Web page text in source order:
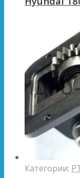
Категории: